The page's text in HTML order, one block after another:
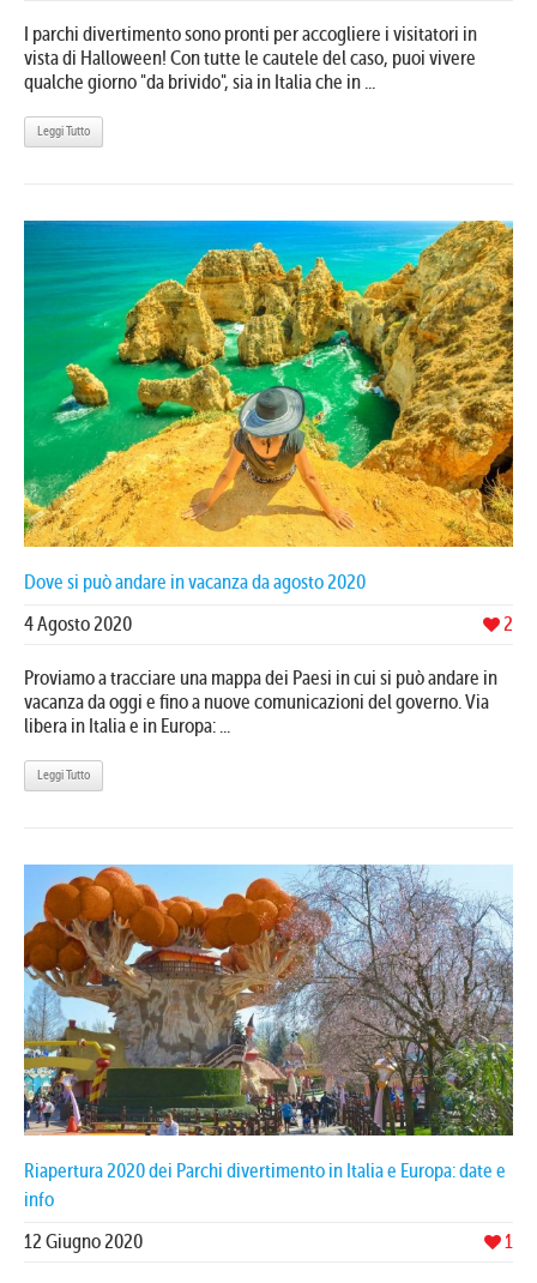
I parchi divertimento sono pronti per accogliere i visitatori in
vista di Halloween! Con tutte le cautele del caso, puoi vivere
qualche giorno "da brivido", sia in Italia che in ...
Leggi Tutto
Dove si può andare in vacanza da agosto 2020
2
4 Agosto 2020
Proviamo a tracciare una mappa dei Paesi in cui si può andare in
vacanza da oggi e fino a nuove comunicazioni del governo. Via
libera in Italia e in Europa: ...
Leggi Tutto
Riapertura 2020 dei Parchi divertimento in Italia e Europa: date e
info
1
12 Giugno 2020